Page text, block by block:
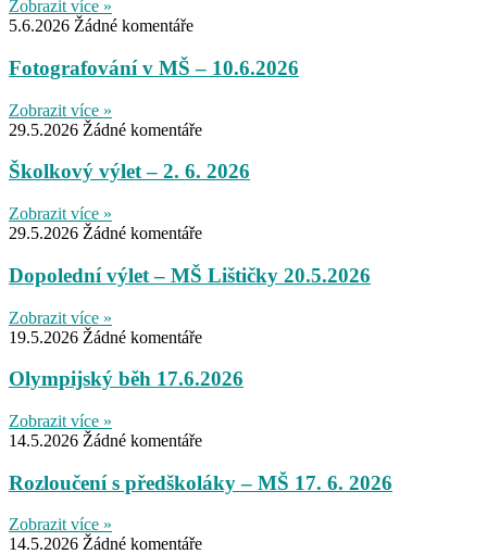
Zobrazit více »
5.6.2026 Žádné komentáře
Fotografování v MŠ – 10.6.2026
Zobrazit více »
29.5.2026 Žádné komentáře
Školkový výlet – 2. 6. 2026
Zobrazit více »
29.5.2026 Žádné komentáře
Dopolední výlet – MŠ Lištičky 20.5.2026
Zobrazit více »
19.5.2026 Žádné komentáře
Olympijský běh 17.6.2026
Zobrazit více »
14.5.2026 Žádné komentáře
Rozloučení s předškoláky – MŠ 17. 6. 2026
Zobrazit více »
14.5.2026 Žádné komentáře